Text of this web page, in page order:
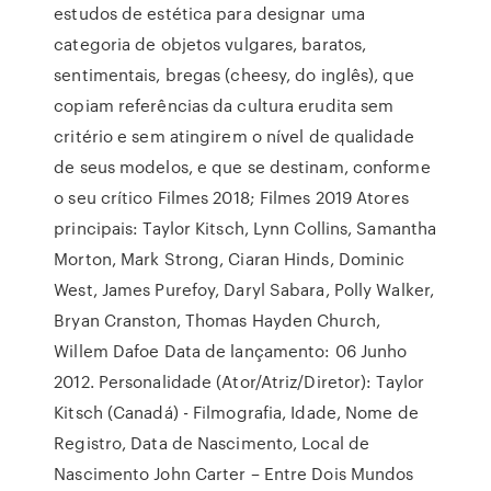
estudos de estética para designar uma
categoria de objetos vulgares, baratos,
sentimentais, bregas (cheesy, do inglês), que
copiam referências da cultura erudita sem
critério e sem atingirem o nível de qualidade
de seus modelos, e que se destinam, conforme
o seu crítico Filmes 2018; Filmes 2019 Atores
principais: Taylor Kitsch, Lynn Collins, Samantha
Morton, Mark Strong, Ciaran Hinds, Dominic
West, James Purefoy, Daryl Sabara, Polly Walker,
Bryan Cranston, Thomas Hayden Church,
Willem Dafoe Data de lançamento: 06 Junho
2012. Personalidade (Ator/Atriz/Diretor): Taylor
Kitsch (Canadá) - Filmografia, Idade, Nome de
Registro, Data de Nascimento, Local de
Nascimento John Carter – Entre Dois Mundos